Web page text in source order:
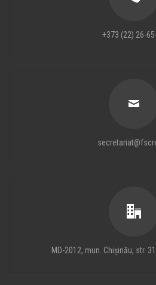
+373 (22) 26-
MD-2012, mun. Chișinău, str.